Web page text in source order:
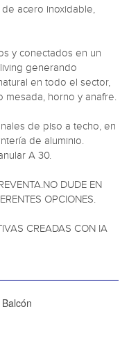
acero inoxidable,
y conectados en un
generando
en todo el sector,
mesada, horno y anafre.
de piso a techo, en
de aluminio.
A 30.
DUDE EN
OPCIONES.
CREADAS CON IA
Balcón